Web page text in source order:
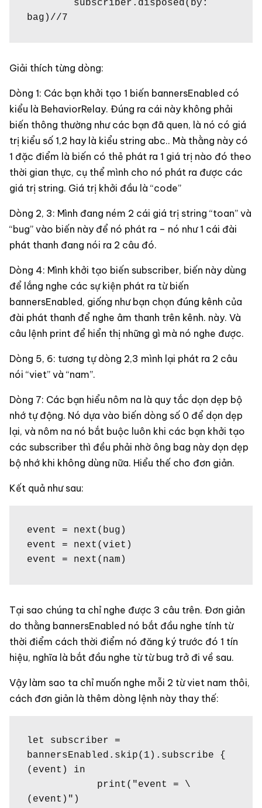
bag)//7
Giải thích từng dòng:
Dòng 1: Các bạn khởi tạo 1 biến bannersEnabled có
kiểu là BehaviorRelay. Đúng ra cái này không phải
biến thông thường như các bạn đã quen, là nó có giá
trị kiểu số 1,2 hay là kiểu string abc.. Mà thằng này có
1 đặc điểm là biến có thẻ phát ra 1 giá trị nào đó theo
thời gian thực, cụ thể mình cho nó phát ra được các
giá trị string. Giá trị khởi đầu là “code”
Dòng 2, 3: Mình đang ném 2 cái giá trị string “toan” và
“bug” vào biến này để nó phát ra – nó như 1 cái đài
phát thanh đang nói ra 2 câu đó.
Dòng 4: Mình khởi tạo biến subscriber, biến này dùng
để lắng nghe các sự kiện phát ra từ biến
bannersEnabled, giống như bạn chọn đúng kênh của
đài phát thanh để nghe âm thanh trên kênh. này. Và
câu lệnh print để hiển thị những gì mà nó nghe được.
Dòng 5, 6: tương tự dòng 2,3 mình lại phát ra 2 câu
nói “viet” và “nam”.
Dòng 7: Các bạn hiểu nôm na là quy tắc dọn dẹp bộ
nhớ tự động. Nó dựa vào biến dòng số 0 để dọn dẹp
lại, và nôm na nó bắt buộc luôn khi các bạn khởi tạo
các subscriber thì đều phải nhờ ông bag này dọn dẹp
bộ nhớ khi không dùng nữa. Hiểu thế cho đơn giản.
Kết quả như sau:
event = next(bug)
event = next(viet)
event = next(nam)
Tại sao chúng ta chỉ nghe được 3 câu trên. Đơn giản
do thằng bannersEnabled nó bắt đầu nghe tính từ
thời điểm cách thời điểm nó đăng ký trước đó 1 tín
hiệu, nghĩa là bắt đầu nghe từ từ bug trở đi về sau.
Vậy làm sao ta chỉ muốn nghe mỗi 2 từ viet nam thôi,
cách đơn giản là thêm dòng lệnh này thay thế:
let subscriber =
bannersEnabled.skip(1).subscribe {
(event) in
(event)")